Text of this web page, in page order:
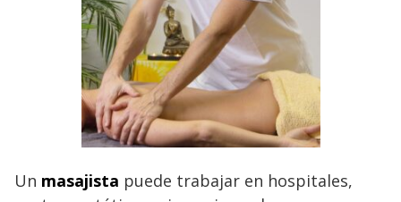
Un masajista puede trabajar en hospitales,